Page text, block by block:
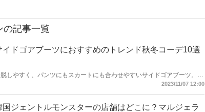
の記事一覧
イドゴアブーツにおすすめのトレンド秋冬コーデ10選
しやすく、パンツにもスカートにも合わせやすいサイドゴアブーツ。
年の秋冬のトレンドアイテムとして、数多くのブランドから登場して
2023/11/07 12:00
国ジェントルモンスターの店舗はどこに？マルジェラ